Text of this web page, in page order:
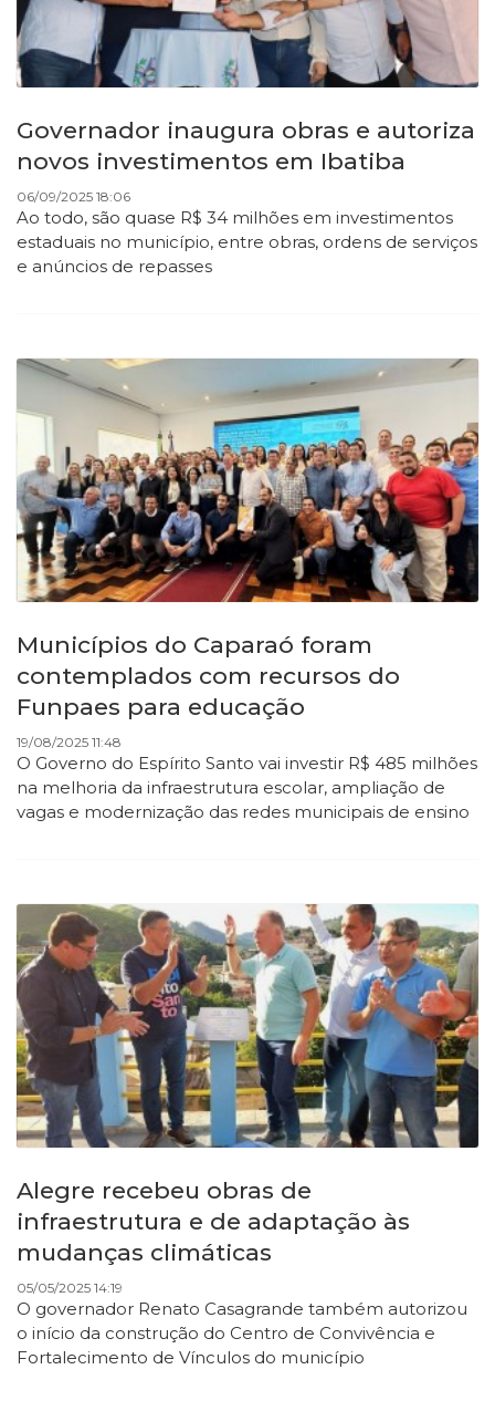
Governador inaugura obras e autoriza
novos investimentos em Ibatiba
06/09/2025 18:06
Ao todo, são quase R$ 34 milhões em investimentos
estaduais no município, entre obras, ordens de serviços
e anúncios de repasses
Municípios do Caparaó foram
contemplados com recursos do
Funpaes para educação
19/08/2025 11:48
O Governo do Espírito Santo vai investir R$ 485 milhões
na melhoria da infraestrutura escolar, ampliação de
vagas e modernização das redes municipais de ensino
Alegre recebeu obras de
infraestrutura e de adaptação às
mudanças climáticas
05/05/2025 14:19
O governador Renato Casagrande também autorizou
o início da construção do Centro de Convivência e
Fortalecimento de Vínculos do município